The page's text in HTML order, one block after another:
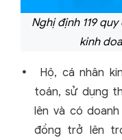
Nghị định 119
kinh
Hộ, cá nhân
toán, sử dụng
lên và có
đồng trở lên